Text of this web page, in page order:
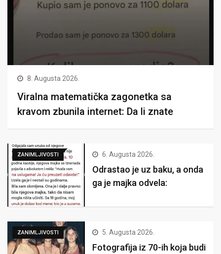
8. Augusta 2026.
Viralna matematička zagonetka sa
kravom zbunila internet: Da li znate
ZANIMLJIVOSTI 6. Augusta 2026.
Odrastao je uz baku, a onda
ga je majka odvela:
ZANIMLJIVOSTI 5. Augusta 2026.
Fotografija iz 70-ih koja budi